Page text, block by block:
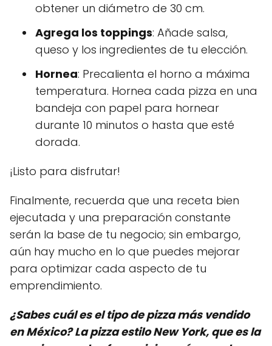
obtener un diámetro de 30 cm.
Agrega los toppings: Añade salsa,
queso y los ingredientes de tu elección.
Hornea: Precalienta el horno a máxima
temperatura. Hornea cada pizza en una
bandeja con papel para hornear
durante 10 minutos o hasta que esté
dorada.
¡Listo para disfrutar!
Finalmente, recuerda que una receta bien
ejecutada y una preparación constante
serán la base de tu negocio; sin embargo,
aún hay mucho en lo que puedes mejorar
para optimizar cada aspecto de tu
emprendimiento.
¿Sabes cuál es el tipo de pizza más vendido
en México? La pizza estilo New York, que es la